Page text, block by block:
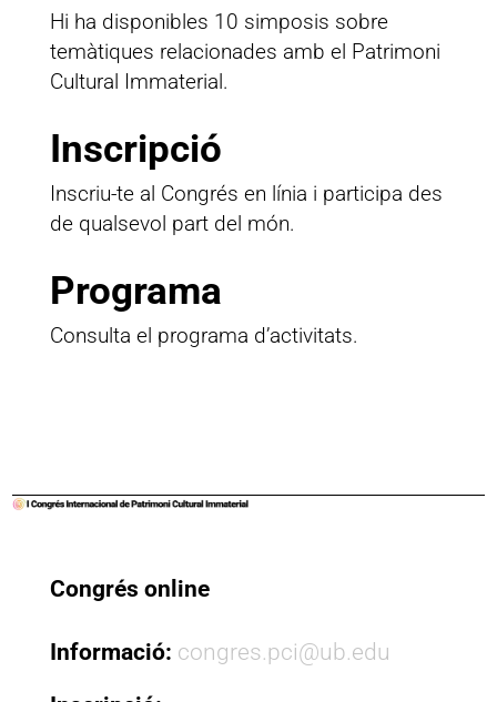
Hi ha disponibles 10 simposis sobre
temàtiques relacionades amb el Patrimoni
Cultural Immaterial.
Inscripció
Inscriu-te al Congrés en línia i participa des
de qualsevol part del món.
Programa
Consulta el programa d’activitats.
Congrés online
Informació: congres.pci@ub.edu